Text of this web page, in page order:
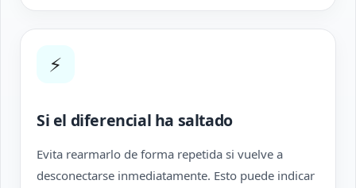
⚡
Si el diferencial ha saltado
Evita rearmarlo de forma repetida si vuelve a
desconectarse inmediatamente. Esto puede indicar